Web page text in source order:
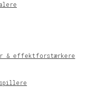
& effektforstærkere